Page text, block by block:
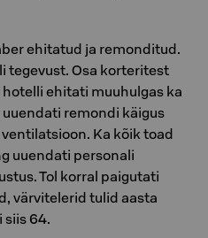
ehitatud ja remonditud.
tegevust. Osa korteritest
ehitati muuhulgas ka
remondi käigus
Ka kõik toad
uuendati personali
Tol korral paigutati
värvitelerid tulid aasta
siis 64.